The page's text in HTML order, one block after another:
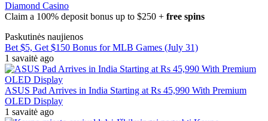
Diamond Casino
Claim a 100% deposit bonus up to $250 + free spins
Paskutinės naujienos
Bet $5, Get $150 Bonus for MLB Games (July 31)
1 savaitė ago
ASUS Pad Arrives in India Starting at Rs 45,990 With Premium
OLED Display
1 savaitė ago